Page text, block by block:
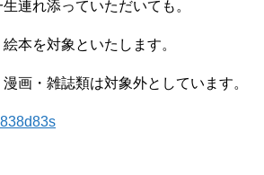
連れ添っていただいても。
本を対象といたします。
画・雑誌類は対象外としています。